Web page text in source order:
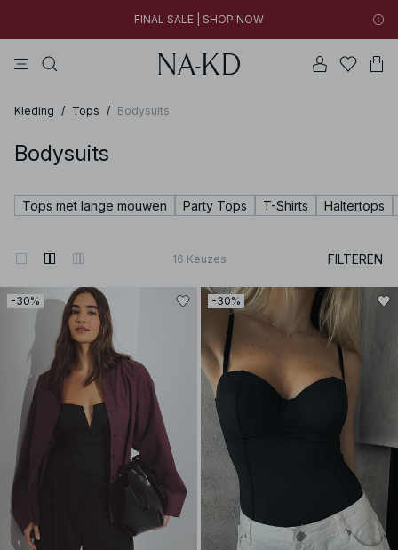
FINAL SALE | SHOP NOW
FINAL SALE | SHOP NOW
30% OFF EVERYTHING | SHOP NOW
Kleding / Tops / Bodysuits
Bodysuits
Tops met lange mouwen Party Tops T-Shirts Haltertops
16 Keuzes FILTEREN
-30% -30%